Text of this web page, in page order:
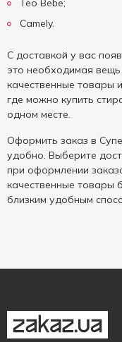
Teo Bebe;
Camely.
С доставкой у вас
это необходимая вещь
качественные товары
где можно купить
одном месте.
Оформить заказ в
удобно. Выберите
при оформлении
качественные товары
близким удобным